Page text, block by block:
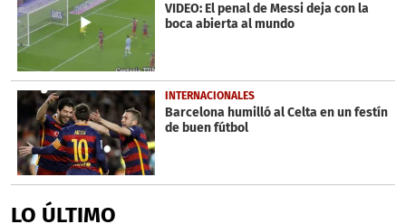
VIDEO: El penal de Messi deja con la
boca abierta al mundo
INTERNACIONALES
Barcelona humilló al Celta en un festín
de buen fútbol
LO ÚLTIMO